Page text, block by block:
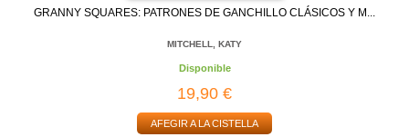
GRANNY SQUARES: PATRONES DE GANCHILLO CLÁSICOS Y M...
MITCHELL, KATY
Disponible
19,90 €
AFEGIR A LA CISTELLA